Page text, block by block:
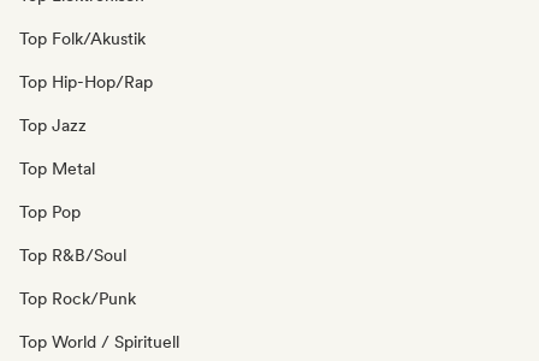
Top Folk/Akustik
Top Hip-Hop/Rap
Top Jazz
Top Metal
Top Pop
Top R&B/Soul
Top Rock/Punk
Top World / Spirituell